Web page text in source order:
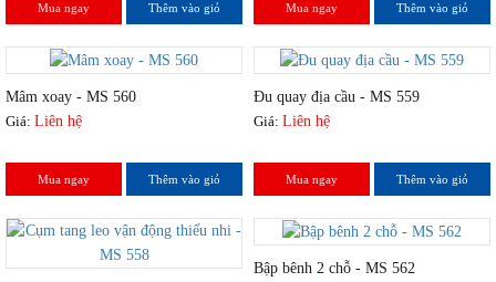
Mua ngay Thêm vào giỏ Mua ngay Thêm vào giỏ
Mâm xoay - MS 560
Giá: Liên hệ
Mua ngay Thêm vào giỏ
Đu quay địa cầu - MS 559
Giá: Liên hệ
Mua ngay Thêm vào giỏ
Bập bênh 2 chỗ - MS 562